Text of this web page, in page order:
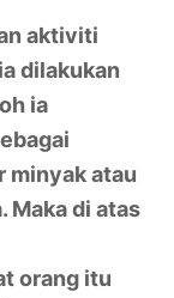
aktiviti
dilakukan
ia
minyak atau
Maka di atas
orang itu